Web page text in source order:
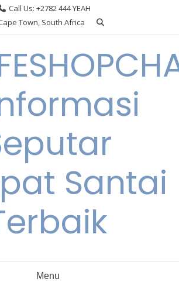
Call Us: +2782 444 YEAH
Town, South Africa
Santai
Menu